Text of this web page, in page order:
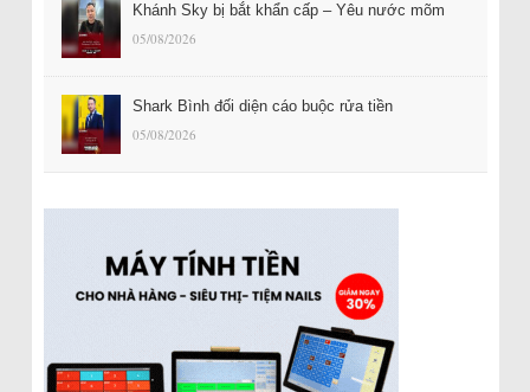
Khánh Sky bị bắt khẩn cấp – Yêu nước mõm
05/08/2026
Shark Bình đối diện cáo buộc rửa tiền
05/08/2026